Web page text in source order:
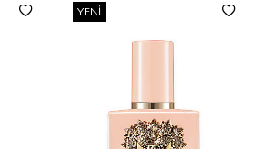
YENI